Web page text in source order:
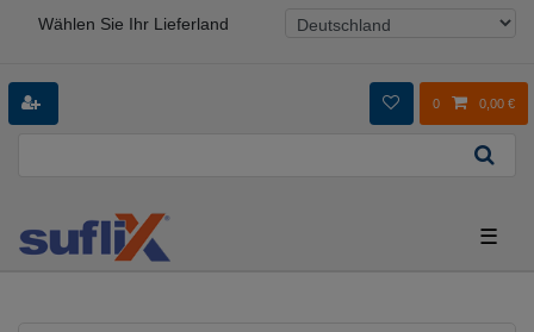
Wählen Sie Ihr Lieferland
0 0,00 €
☰